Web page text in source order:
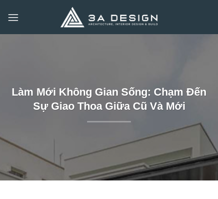
qua
Làm Mới Không Gian Sống: Chạm Đến
Sự Giao Thoa Giữa Cũ Và Mới